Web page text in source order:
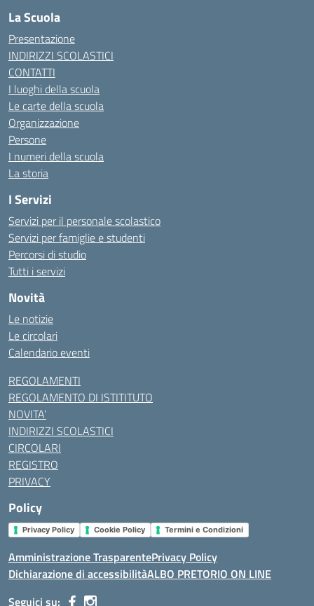
La Scuola
Presentazione
INDIRIZZI SCOLASTICI
CONTATTI
I luoghi della scuola
Le carte della scuola
Organizzazione
Persone
I numeri della scuola
La storia
I Servizi
Servizi per il personale scolastico
Servizi per famiglie e studenti
Percorsi di studio
Tutti i servizi
Novità
Le notizie
Le circolari
Calendario eventi
REGOLAMENTI
REGOLAMENTO DI ISTITITUTO
NOVITA’
INDIRIZZI SCOLASTICI
CIRCOLARI
REGISTRO
PRIVACY
Policy
Privacy Policy Cookie Policy Termini e Condizioni
Amministrazione TrasparentePrivacy Policy
Dichiarazione di accessibilitàALBO PRETORIO ON LINE
Seguici su: